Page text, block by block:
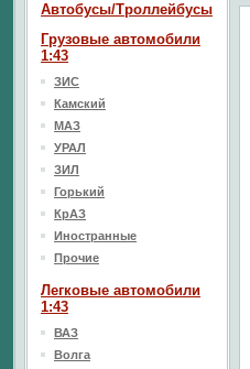
Автобусы/Троллейбусы
Грузовые автомобили
1:43
ЗИС
Камский
МАЗ
УРАЛ
ЗИЛ
Горький
КрАЗ
Иностранные
Прочие
Легковые автомобили
1:43
ВАЗ
Волга